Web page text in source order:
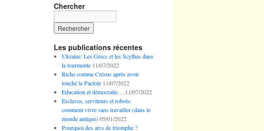
articles
Chercher
Les publications récentes
Ukraine: Les Grecs et les Scythes dans
la tourmente 11/07/2022
Riche comme Crésus après avoir
touché le Pactole 11/07/2022
Education et démocratie… 11/07/2022
Esclaves, serviteurs et robots:
comment vivre sans travailler (dans le
monde antique) 05/01/2022
Pourquoi des arcs de triomphe ?